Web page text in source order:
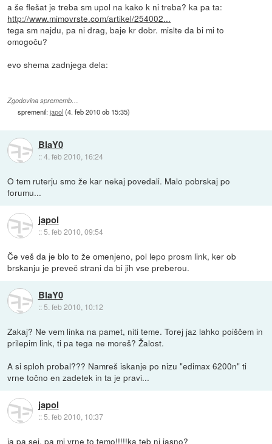
a še flešat je treba sm upol na kako k ni treba? ka pa ta:
http://www.mimovrste.com/artikel/254002...
tega sm najdu, pa ni drag, baje kr dobr. mislte da bi mi to
omogoču?
evo shema zadnjega dela:
Zgodovina sprememb…
spremenil:japol(4. feb 2010 ob 15:35)
BlaY0
::4. feb 2010, 16:24
O tem ruterju smo že kar nekaj povedali. Malo pobrskaj po
forumu...
japol
::5. feb 2010, 09:54
Če veš da je blo to že omenjeno, pol lepo prosm link, ker ob
brskanju je preveč strani da bi jih vse preberou.
BlaY0
:: 5. feb 2010, 10:12
Zakaj? Ne vem linka na pamet, niti teme. Torej jaz lahko poiščem in
prilepim link, ti pa tega ne moreš? Žalost.
A si sploh probal??? Namreš iskanje po nizu "edimax 6200n" ti
vrne točno en zadetek in ta je pravi...
japol
::5. feb 2010, 10:37
ja pa sej, pa mi vrne to temo!!!!!ka teb ni jasno?